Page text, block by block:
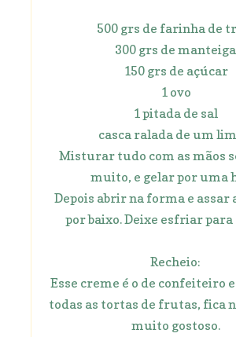
500 grs de farinha de
300 grs de manteiga
150 grs de açúcar
1 ovo
1 pitada de sal
casca ralada de um
Misturar tudo com as mãos
muito, e gelar por uma
Depois abrir na forma e assar
por baixo. Deixe esfriar
Recheio:
Esse creme é o de confeiteiro
todas as tortas de frutas, fica
muito gostoso.